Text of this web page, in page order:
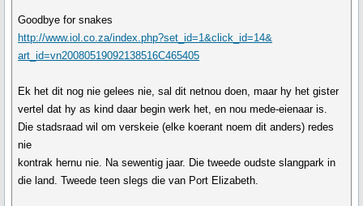
Goodbye for snakes
http://www.iol.co.za/index.php?set_id=1&click_id=14&
art_id=vn20080519092138516C465405
Ek het dit nog nie gelees nie, sal dit netnou doen, maar hy het gister
vertel dat hy as kind daar begin werk het, en nou mede-eienaar is.
Die stadsraad wil om verskeie (elke koerant noem dit anders) redes
nie
kontrak hernu nie. Na sewentig jaar. Die tweede oudste slangpark in
die land. Tweede teen slegs die van Port Elizabeth.